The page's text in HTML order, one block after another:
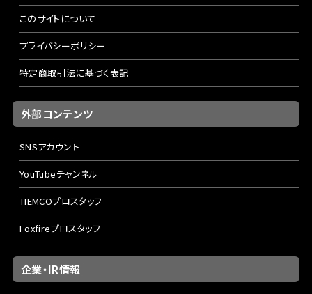
このサイトについて
プライバシーポリシー
特定商取引法に基づく表記
外部コンテンツ
SNSアカウント
YouTubeチャンネル
TIEMCOプロスタッフ
Foxfireプロスタッフ
企業・IR情報